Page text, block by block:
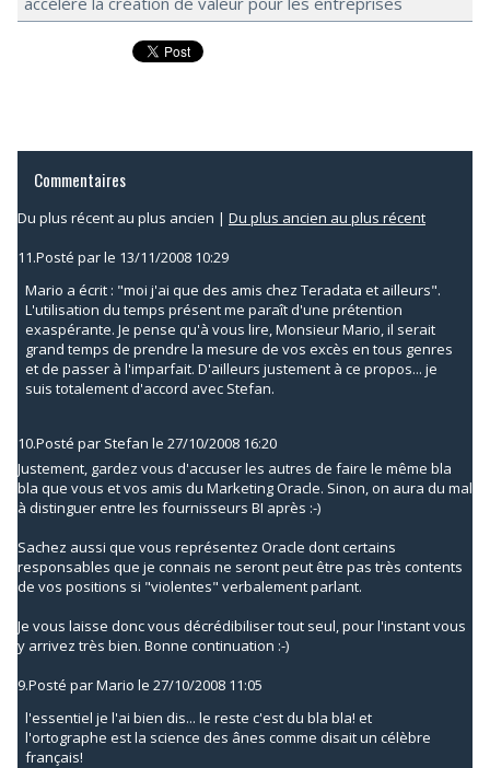
Commentaires
Du plus récent au plus ancien | Du plus ancien au plus récent
11.Posté parle 13/11/2008 10:29
Mario a écrit : "moi j'ai que des amis chez Teradata et ailleurs".
L'utilisation du temps présent me paraît d'une prétention
exaspérante. Je pense qu'à vous lire, Monsieur Mario, il serait
grand temps de prendre la mesure de vos excès en tous genres
et de passer à l'imparfait. D'ailleurs justement à ce propos... je
suis totalement d'accord avec Stefan.
10.Posté par Stefan le 27/10/2008 16:20
Justement, gardez vous d'accuser les autres de faire le même bla
bla que vous et vos amis du Marketing Oracle. Sinon, on aura du mal
à distinguer entre les fournisseurs BI après :-)
Sachez aussi que vous représentez Oracle dont certains
responsables que je connais ne seront peut être pas très contents
de vos positions si "violentes" verbalement parlant.
Je vous laisse donc vous décrédibiliser tout seul, pour l'instant vous
y arrivez très bien. Bonne continuation :-)
9.Posté parMario le 27/10/2008 11:05
l'essentiel je l'ai bien dis... le reste c'est du bla bla! et
l'ortographe est la science des ânes comme disait un célèbre
français!